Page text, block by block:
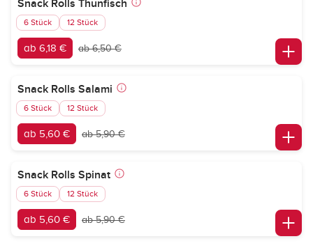
Snack Rolls Thunfisch
6 Stück 12 Stück
ab 6,18 € ab 6,50 €
Snack Rolls Salami
6 Stück 12 Stück
ab 5,60 € ab 5,90 €
Snack Rolls Spinat
6 Stück 12 Stück
ab 5,60 € ab 5,90 €